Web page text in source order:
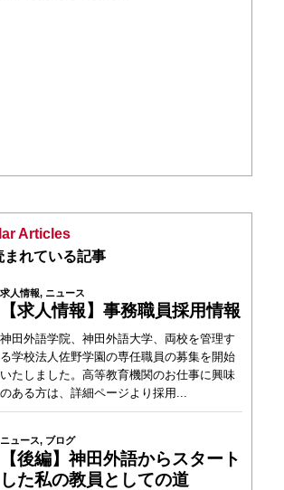
Articles
求人情報, ニュース
【求人情報】事務職員採用情報
神田外語学院、神田外語大学、両校を管理す
る学校法人佐野学園の専任職員の募集を開始
いたしました。高等教育機関のお仕事に興味
のある方は、詳細ページより採用...
ニュース, ブログ
【後編】神田外語からスタート
した私の教員としての道